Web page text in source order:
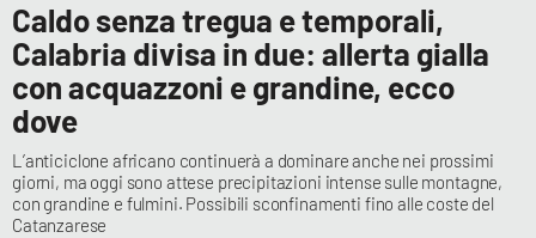
Caldo senza tregua e temporali,
Calabria divisa in due: allerta gialla
con acquazzoni e grandine, ecco
dove
L’anticiclone africano continuerà a dominare anche nei prossimi
giorni, ma oggi sono attese precipitazioni intense sulle montagne,
con grandine e fulmini. Possibili sconfinamenti fino alle coste del
Catanzarese